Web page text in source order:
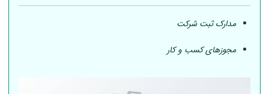
مدارک ثبت شرکت
مجوزهای کسب و کار